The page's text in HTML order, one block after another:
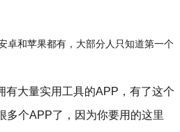
有大量实用工具的APP，有了这个
多个APP了，因为你要用的这里